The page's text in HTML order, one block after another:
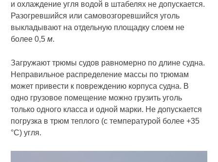
и охлаждение угля водой в штабелях не допускается.
Разогревшийся или самовозгоревшийся уголь
выкладывают на отдельную площадку слоем не
более 0,5м.
Загружают трюмы судов равномерно по длине судна.
Неправильное распределение массы по трюмам
может привести к повреждению корпуса судна. В
одно грузовое помещение можно грузить уголь
только одного класса и одной марки. Не допускается
погрузка в трюм теплого (с температурой более +35
°С) угля.